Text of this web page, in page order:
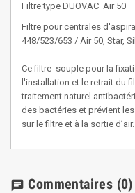
Filtre type DUOVAC Air 50
Filtre pour centrales
448/523/653 / Air 50, Star,
Ce filtre souple pour la
l'installation et le retrait du
traitement naturel
des bactéries et prévient
sur le filtre et à la sortie d’air.
chat Commentaires (0)